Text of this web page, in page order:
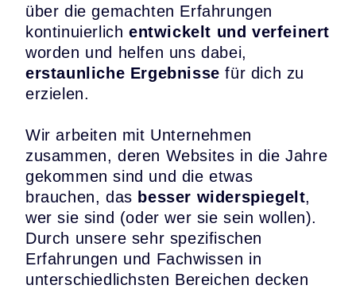
über die gemachten Erfahrungen
kontinuierlich entwickelt und verfeinert
worden und helfen uns dabei,
erstaunliche Ergebnisse für dich zu
erzielen.
Wir arbeiten mit Unternehmen
zusammen, deren Websites in die Jahre
gekommen sind und die etwas
brauchen, das besser widerspiegelt,
wer sie sind (oder wer sie sein wollen).
Durch unsere sehr spezifischen
Erfahrungen und Fachwissen in
unterschiedlichsten Bereichen decken